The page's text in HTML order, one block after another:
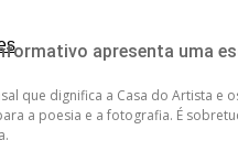
apresenta uma
que dignifica a Casa do Artista
a poesia e a fotografia. É